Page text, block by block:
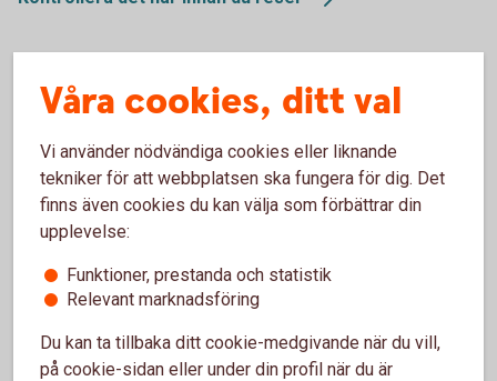
Hjälp under resan
exempel blir sjuk eller skadad har vi samlat information om
vad du ska göra och hur du kontaktar oss.
Om något händer på resan
Så fungerar reseskyddet
Våra cookies, ditt val
Vi använder nödvändiga cookies eller liknande
tekniker för att webbplatsen ska fungera för dig. Det
finns även cookies du kan välja som förbättrar din
upplevelse:
Funktioner, prestanda och statistik
Relevant marknadsföring
Du kan ta tillbaka ditt cookie-medgivande när du vill,
på cookie-sidan eller under din profil när du är